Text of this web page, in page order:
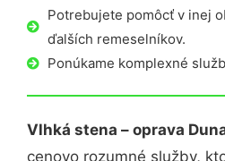
Potrebujete pomôcť v inej
ďalších remeselníkov.
Ponúkame komplexné
Vlhká stena – oprava
cenovo rozumné služby,